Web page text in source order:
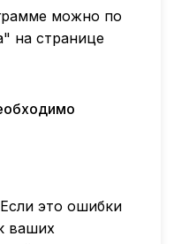
можно по
на странице
это ошибки
ваших